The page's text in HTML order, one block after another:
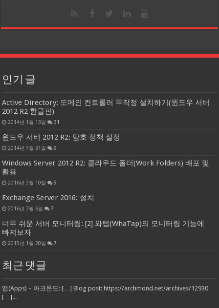
인기 글
Active Directory: 도메인 컨트롤러 무작정 설치하기(윈도우 서버
2012 R2 한글판)
2014년 1월 13일 31
윈도우 서버 2012 R2: 암호 정책 설정
2014년 7월 31일 9
Windows Server 2012 R2: 클라우드 폴더(Work Folders) 배포 및
활용
2016년 3월 10일 9
Exchange Server 2016: 설치
2016년 3월 6일 7
너무 쉬운 서버 모니터링: [2] 와탭(WhaTap)의 모니터링 기능에
빠져보자
2015년 1월 20일 7
최근 댓글
앱(Apps) – 아크몬드: […] Blog post: https://archmond.net/archives/12930
[…]...